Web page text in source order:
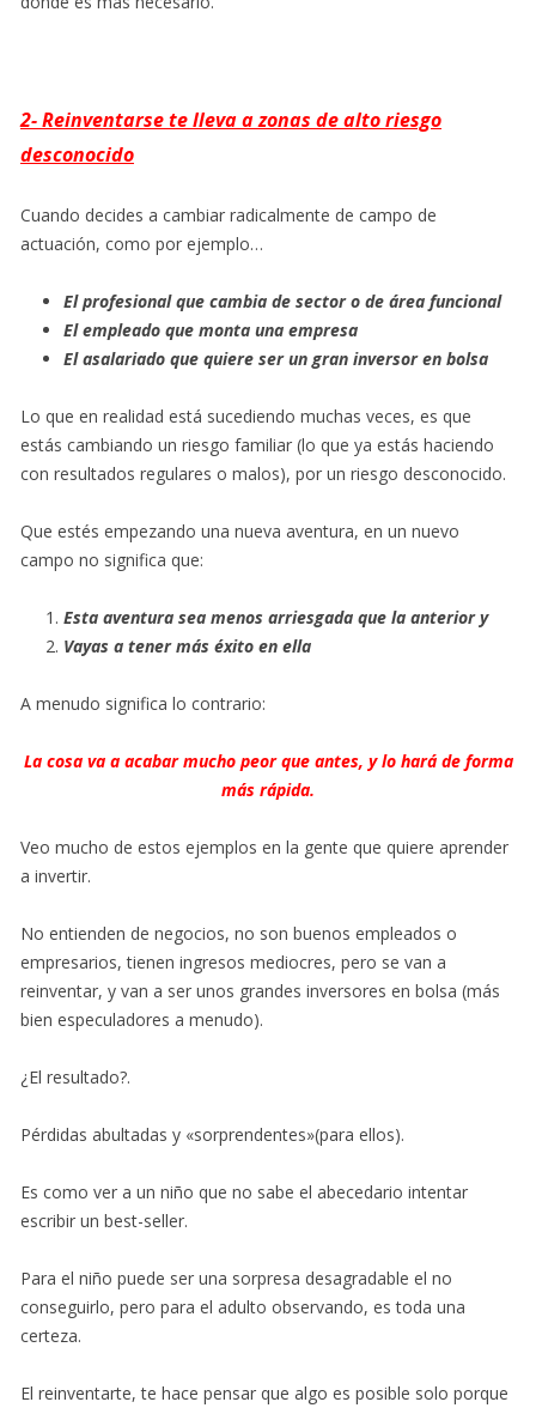
2- Reinventarse te lleva a zonas de alto riesgo
desconocido
Cuando decides a cambiar radicalmente de campo de
actuación, como por ejemplo…
El profesional que cambia de sector o de área funcional
El empleado que monta una empresa
El asalariado que quiere ser un gran inversor en bolsa
Lo que en realidad está sucediendo muchas veces, es que
estás cambiando un riesgo familiar (lo que ya estás haciendo
con resultados regulares o malos), por un riesgo desconocido.
Que estés empezando una nueva aventura, en un nuevo
campo no significa que:
Esta aventura sea menos arriesgada que la anterior y
Vayas a tener más éxito en ella
A menudo significa lo contrario:
La cosa va a acabar mucho peor que antes, y lo hará de forma
más rápida.
Veo mucho de estos ejemplos en la gente que quiere aprender
a invertir.
No entienden de negocios, no son buenos empleados o
empresarios, tienen ingresos mediocres, pero se van a
reinventar, y van a ser unos grandes inversores en bolsa (más
bien especuladores a menudo).
¿El resultado?.
Pérdidas abultadas y «sorprendentes»(para ellos).
Es como ver a un niño que no sabe el abecedario intentar
escribir un best-seller.
Para el niño puede ser una sorpresa desagradable el no
conseguirlo, pero para el adulto observando, es toda una
certeza.
El reinventarte, te hace pensar que algo es posible solo porque